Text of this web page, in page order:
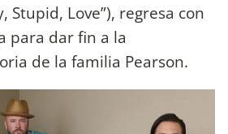
Stupid, Love”), regresa con
para dar fin a la
de la familia Pearson.